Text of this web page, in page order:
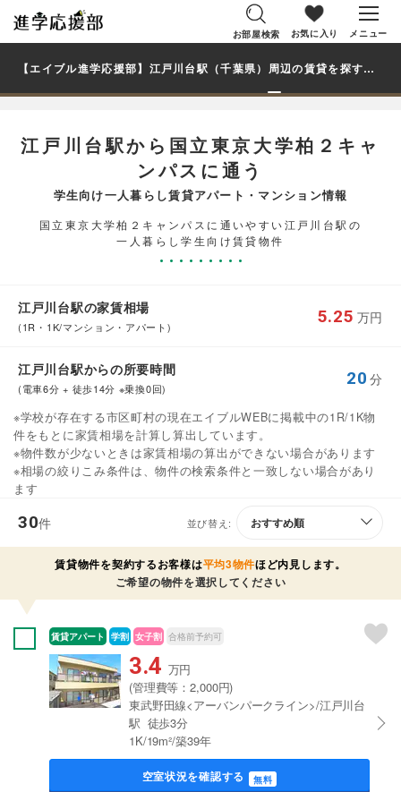
お部屋検索 お気に入り メニュー
【エイブル進学応援部】江戸川台駅（千葉県）周辺の賃貸を探す｜国立東京大学柏２キャンパス学生・大学生の一人暮らし向け賃貸マンション・アパート
江戸川台駅から国立東京大学柏２キャ
ンパスに通う
学生向け一人暮らし賃貸アパート・マンション情報
国立東京大学柏２キャンパスに通いやすい江戸川台駅の
一人暮らし学生向け賃貸物件
江戸川台駅の家賃相場
(1R・1K/マンション・アパート)
5.25 万円
江戸川台駅からの所要時間
(電車6分 + 徒歩14分 ※乗換0回)
20 分
※学校が存在する市区町村の現在エイブルWEBに掲載中の1R/1K物
件をもとに家賃相場を計算し算出しています。
※物件数が少ないときは家賃相場の算出ができない場合があります
※相場の絞りこみ条件は、物件の検索条件と一致しない場合があり
ます
30件 並び替え:
賃貸物件を契約するお客様は平均3物件ほど内見します。
ご希望の物件を選択してください
賃貸アパート 学割 女子割 合格前予約可
3.4 万円
(管理費等：2,000円)
東武野田線<アーバンパークライン>/江戸川台
駅 徒歩3分
1K/19m²/築39年
空室状況を確認する 無料